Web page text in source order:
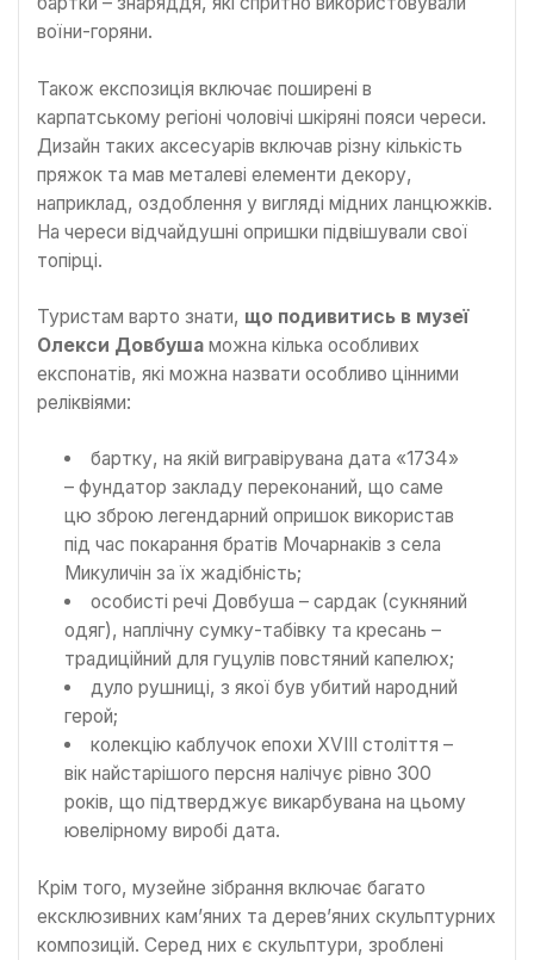
воїни-горяни.
Також експозиція включає поширені в
карпатському регіоні чоловічі шкіряні пояси череси.
Дизайн таких аксесуарів включав різну кількість
пряжок та мав металеві елементи декору,
наприклад, оздоблення у вигляді мідних ланцюжків.
На череси відчайдушні опришки підвішували свої
топірці.
Туристам варто знати, що подивитись в музеї
Олекси Довбуша можна кілька особливих
експонатів, які можна назвати особливо цінними
реліквіями:
бартку, на якій вигравірувана дата «1734»
– фундатор закладу переконаний, що саме
цю зброю легендарний опришок використав
під час покарання братів Мочарнаків з села
Микуличін за їх жадібність;
особисті речі Довбуша – сардак (сукняний
одяг), наплічну сумку-табівку та кресань –
традиційний для гуцулів повстяний капелюх;
дуло рушниці, з якої був убитий народний
герой;
колекцію каблучок епохи XVIII століття –
вік найстарішого персня налічує рівно 300
років, що підтверджує викарбувана на цьому
ювелірному виробі дата.
Крім того, музейне зібрання включає багато
ексклюзивних кам’яних та дерев’яних скульптурних
композицій. Серед них є скульптури, зроблені